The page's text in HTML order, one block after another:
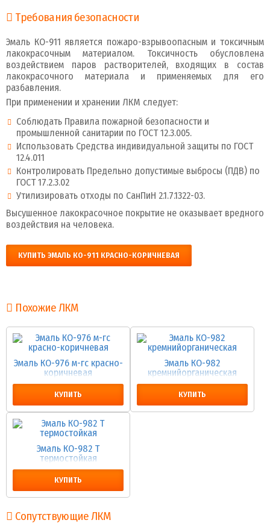
Требования безопасности
Эмаль КО-911 является пожаро-взрывоопасным и токсичным
лакокрасочным материалом. Токсичность обусловлена
воздействием паров растворителей, входящих в состав
лакокрасочного материала и применяемых для его
разбавления.
При применении и хранении ЛКМ следует:
Соблюдать Правила пожарной безопасности и
промышленной санитарии по ГОСТ 12.3.005.
Использовать Средства индивидуальной защиты по ГОСТ
12.4.011
Контролировать Предельно допустимые выбросы (ПДВ) по
ГОСТ 17.2.3.02
Утилизировать отходы по СанПиН 2.1.7.1322-03.
Высушенное лакокрасочное покрытие не оказывает вредного
воздействия на человека.
КУПИТЬ ЭМАЛЬ КО-911 КРАСНО-КОРИЧНЕВАЯ
Похожие ЛКМ
Эмаль КО-976 м-гс красно-
коричневая
КУПИТЬ
Эмаль КО-982
кремнийорганическая
КУПИТЬ
Эмаль КО-982 Т
термостойкая
КУПИТЬ
Сопутствующие ЛКМ